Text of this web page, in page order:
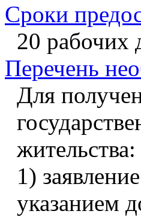
Сроки
20 рабочих
Перечень
Для
жительства:
1)
указанием